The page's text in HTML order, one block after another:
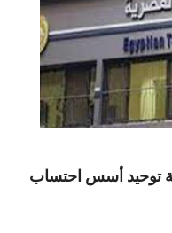
توحيد أسس احتساب